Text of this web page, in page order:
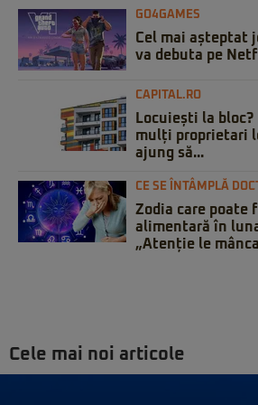
GO4GAMES
Cel mai așteptat
va debuta pe
CAPITAL.RO
Locuiești la bloc?
mulți proprietari
ajung să...
CE SE ÎNTÂMPLĂ
Zodia care
alimentară în
„Atenție le
Cele mai noi articole